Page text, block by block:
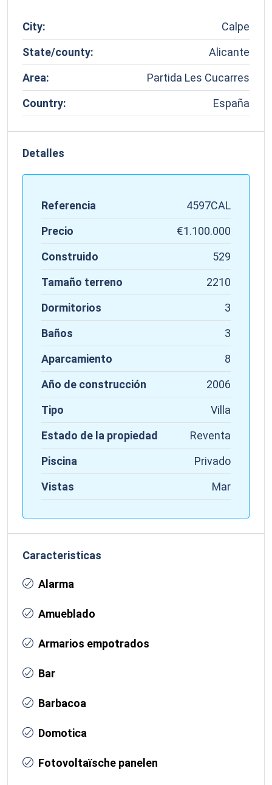
City:
Calpe
State/county:
Alicante
Area:
Partida Les Cucarres
Country:
España
Detalles
Referencia
4597CAL
Precio
€1.100.000
Construido
529
Tamaño terreno
2210
Dormitorios
3
Baños
3
Aparcamiento
8
Año de construcción
2006
Tipo
Villa
Estado de la propiedad
Reventa
Piscina
Privado
Vistas
Mar
Caracteristicas
Alarma
Amueblado
Armarios empotrados
Bar
Barbacoa
Domotica
Fotovoltaïsche panelen